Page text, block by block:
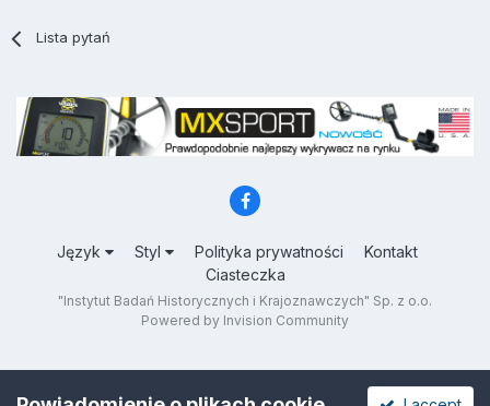
Lista pytań
Język Styl Polityka prywatności
Kontakt
Ciasteczka
"Instytut Badań Historycznych i Krajoznawczych" Sp. z o.o.
Powered by Invision Community